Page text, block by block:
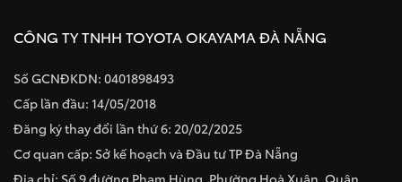
CÔNG TY TNHH TOYOTA OKAYAMA ĐÀ NẴNG
Số GCNĐKDN: 0401898493
Cấp lần đầu: 14/05/2018
Đăng ký thay đổi lần thứ 6: 20/02/2025
Cơ quan cấp: Sở kế hoạch và Đầu tư TP Đà Nẵng
Địa chỉ: Số 9 đường Phạm Hùng, Phường Hoà Xuân, Quận